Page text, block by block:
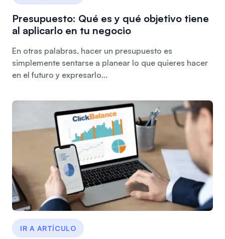
Presupuesto: Qué es y qué objetivo tiene
al aplicarlo en tu negocio
En otras palabras, hacer un presupuesto es
simplemente sentarse a planear lo que quieres hacer
en el futuro y expresarlo...
IR A ARTÍCULO